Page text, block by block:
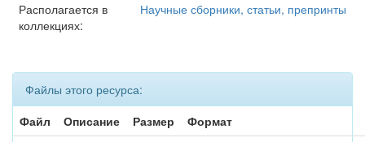
Располагается в
коллекциях:
Научные сборники, статьи, препринты
Файлы этого ресурса:
Файл
Описание Размер
Формат